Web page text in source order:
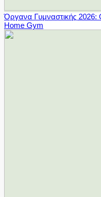
Όργανα Γυμναστικής 2026:
Home Gym